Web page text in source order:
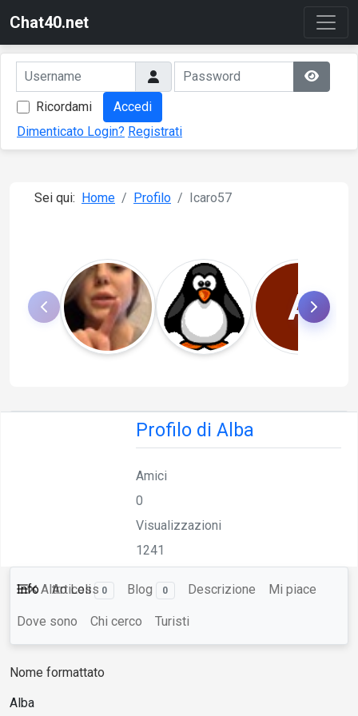
Chat40.net
Ricordami
Accedi
Dimenticato Login? Registrati
Sei qui: Home Profilo Icaro57
A
OFFLINE
Profilo di Alba
Amici
0
Visualizzazioni
1241
Info Articoli 0 Blog 0 Descrizione Mi piace
Dove sono Chi cerco Turisti
Altro Less
Nome formattato
Alba